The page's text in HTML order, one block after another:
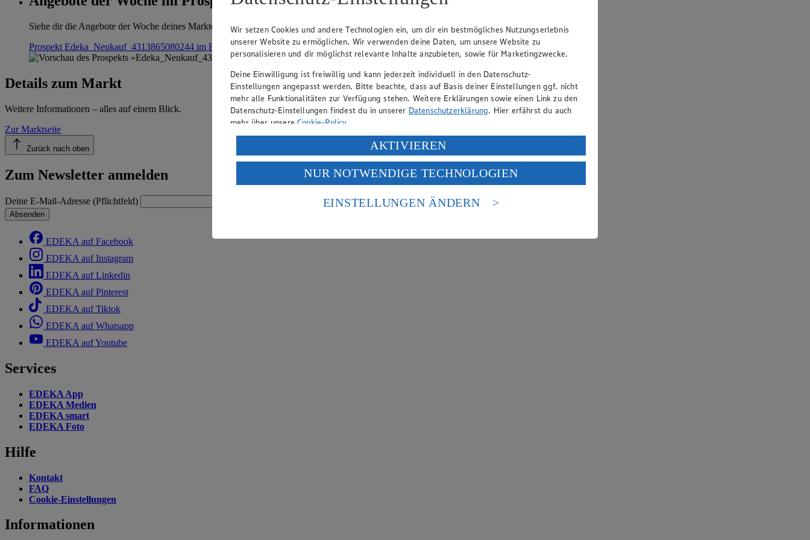
Siehe dir die Angebote der Woche deines Marktes im digitalen Blätterkatalog an.
Prospekt Edeka_Neukauf_4313865080244 im BrowserAnsehen
Details zum Markt
Weitere Informationen – alles auf einem Blick.
Zur Marktseite
Zurück nach oben
Zum Newsletter anmelden
Deine E-Mail-Adresse (Pflichtfeld)
Absenden
EDEKA auf Facebook
EDEKA auf Instagram
EDEKA auf Linkedin
EDEKA auf Pinterest
EDEKA auf Tiktok
EDEKA auf Whatsapp
EDEKA auf Youtube
Services
EDEKA App
EDEKA Medien
EDEKA smart
EDEKA Foto
Hilfe
Kontakt
FAQ
Cookie-Einstellungen
Informationen
Wir setzen Cookies und andere Technologien ein, um dir ein bestmögliches Nutzungserlebnis
unserer Website zu ermöglichen. Wir verwenden deine Daten, um unsere Website zu
personalisieren und dir möglichst relevante Inhalte anzubieten, sowie für Marketingzwecke.
Deine Einwilligung ist freiwillig und kann jederzeit individuell in den Datenschutz-
Einstellungen angepasst werden. Bitte beachte, dass auf Basis deiner Einstellungen ggf. nicht
mehr alle Funktionalitäten zur Verfügung stehen. Weitere Erklärungen sowie einen Link zu den
Datenschutz-Einstellungen findest du in unserer Datenschutzerklärung. Hier erfährst du auch
mehr über unsereCookie-Policy.
Verarbeitung deiner personenbezogenen Daten in den USA durch Facebook und YouTube:
Wenn du auf „Aktivieren“ klickst, willigst du im Sinne des Art. 49 Abs. 1 Satz 1 lit. a) DSGVO
ein, dass deine Daten in den USA verarbeitet werden. Der EuGH sieht die USA als Land mit
einem nach europäischen Standards nicht angemessenen Datenschutzniveau an. Es besteht das
Risiko eines Zugriffs durch US-amerikanische Behörden.
AKTIVIEREN
NUR NOTWENDIGE TECHNOLOGIEN
EINSTELLUNGEN ÄNDERN